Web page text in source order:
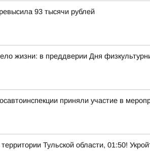
93 тысячи рублей
жизни: в преддверии Дня
приняли участие в
Тульской области, 01:50!